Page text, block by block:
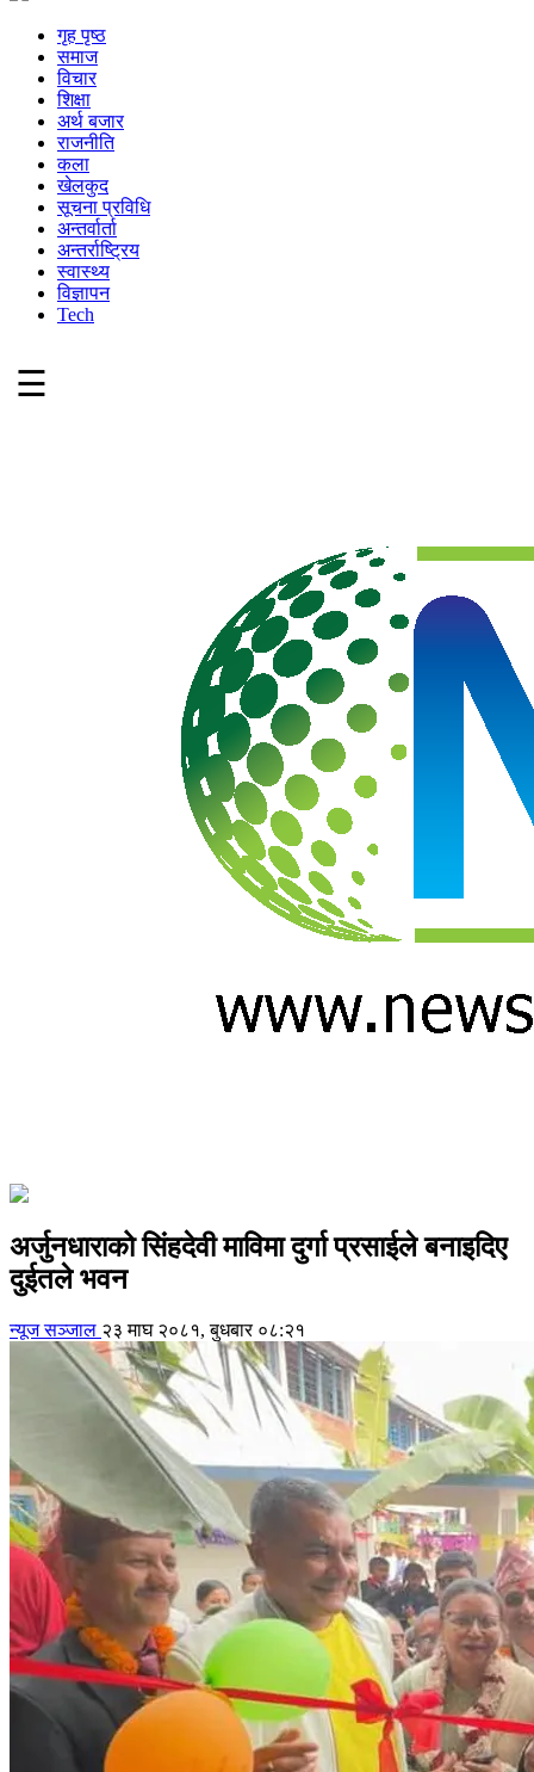
गृह पृष्ठ
समाज
विचार
शिक्षा
अर्थ बजार
राजनीति
कला
खेलकुद
सूचना प्रविधि
अन्तर्वार्ता
अन्तर्राष्ट्रिय
स्वास्थ्य
विज्ञापन
Tech
☰
अर्जुनधाराको सिंहदेवी माविमा दुर्गा प्रसाईले बनाइदिए
दुईतले भवन
न्यूज सञ्जाल २३ माघ २०८१, बुधबार ०८:२१